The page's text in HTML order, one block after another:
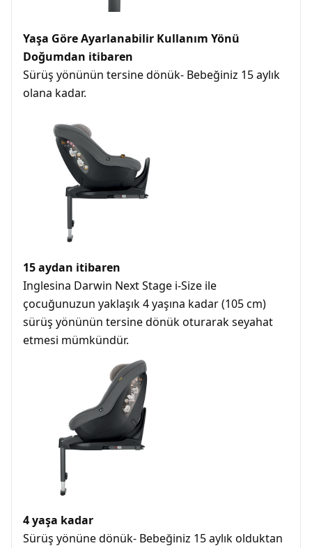
Yaşa Göre Ayarlanabilir Kullanım Yönü
Doğumdan itibaren
Sürüş yönünün tersine dönük- Bebeğiniz 15 aylık
olana kadar.
15 aydan itibaren
Inglesina Darwin Next Stage i-Size ile
çocuğunuzun yaklaşık 4 yaşına kadar (105 cm)
sürüş yönünün tersine dönük oturarak seyahat
etmesi mümkündür.
4 yaşa kadar
Sürüş yönüne dönük- Bebeğiniz 15 aylık olduktan